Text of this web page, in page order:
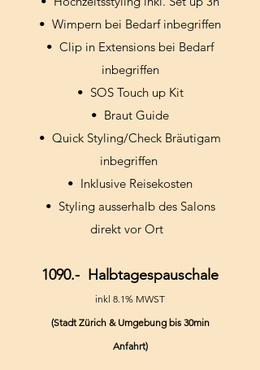
•⁠ ⁠Wimpern bei Bedarf inbegriffen
•⁠ ⁠Clip in Extensions bei Bedarf
inbegriffen
•⁠ ⁠SOS Touch up Kit
•⁠ ⁠Braut Guide
•⁠ ⁠⁠Quick Styling/Check Bräutigam
inbegriffen
•⁠ ⁠⁠Inklusive Reisekosten
•⁠ ⁠Styling ausserhalb des Salons
direkt vor Ort
1090.- Halbtagespauschale
inkl 8.1% MWST
(Stadt Zürich & Umgebung bis 30min
Anfahrt)